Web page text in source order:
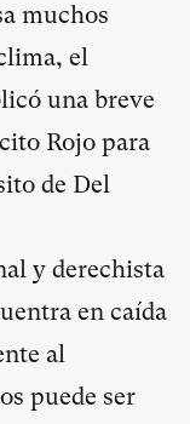
muchos
el
una breve
Rojo para
de Del
y derechista
en caída
al
puede ser